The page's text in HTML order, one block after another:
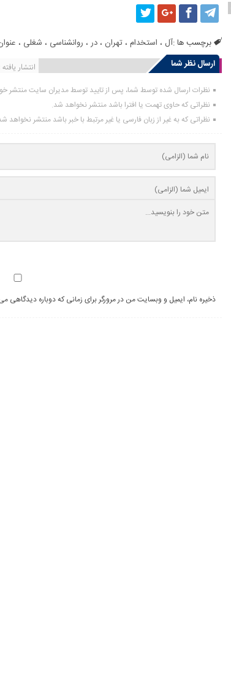
برچسب ها :آل ، استخدام ،تهران ،در ، روانشناسی ، شغلی ،
ارسال نظر شما
انتشار یافته :
نظرات ارسال شده توسط شما، پس از تایید توسط مدیران سایت منتشر
نظراتی که حاوی تهمت یا افترا باشد منتشر نخواهد شد.
نظراتی که به غیر از زبان فارسی یا غیر مرتبط با خبر باشد منتشر نخواهد
ذخیره نام، ایمیل و وبسایت من در مرورگر برای زمانی که دوباره دیدگاهی